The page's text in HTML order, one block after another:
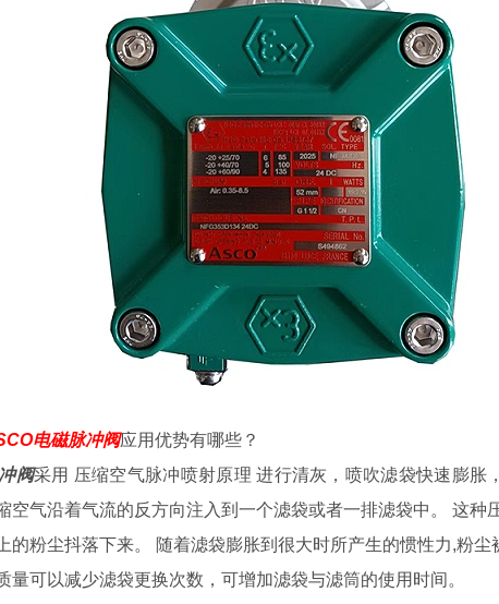
电磁脉冲阀应用优势有哪些？
阀采用 压缩空气脉冲喷射原理 进行清灰，喷吹滤袋快速膨胀
空气沿着气流的反方向注入到一个滤袋或者一排滤袋中。 这种
的粉尘抖落下来。 随着滤袋膨胀到很大时所产生的惯性力,粉尘
量可以减少滤袋更换次数，可增加滤袋与滤筒的使用时间。